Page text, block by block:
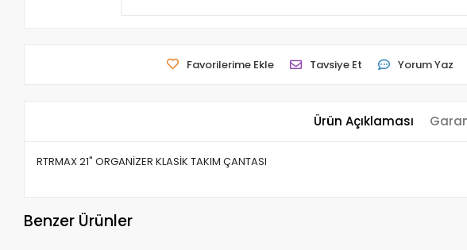
Favorilerime Ekle Tavsiye Et Yorum Yaz
Ürün Açıklaması
RTRMAX 21" ORGANİZER KLASİK TAKIM ÇANTASI
Benzer Ürünler